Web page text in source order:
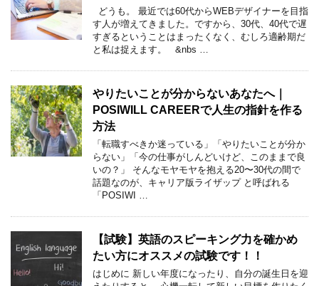
どうも。 最近では60代からWEBデザイナーを目指
す人が増えてきました。ですから、30代、40代で遅
すぎるということはまったくなく、むしろ適齢期だ
と私は捉えます。 &nbs …
やりたいことが分からないあなたへ｜
POSIWILL CAREERで人生の指針を作る
方法
「転職すべきか迷っている」「やりたいことが分か
らない」「今の仕事がしんどいけど、このままで良
いの？」 そんなモヤモヤを抱える20〜30代の間で
話題なのが、キャリア版ライザップ と呼ばれる
「POSIWI …
【試験】英語のスピーキング力を確かめ
たい方にオススメの試験です！！
はじめに 新しい年度になったり、自分の誕生日を迎